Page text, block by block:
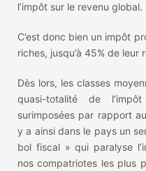
l’impôt sur le revenu global.
C’est donc bien un impôt
riches, jusqu’à 45% de
Dès lors, les classes
quasi-totalité de
surimposées par rapport
y a ainsi dans le pays un
bol fiscal » qui paralyse
nos compatriotes les plus